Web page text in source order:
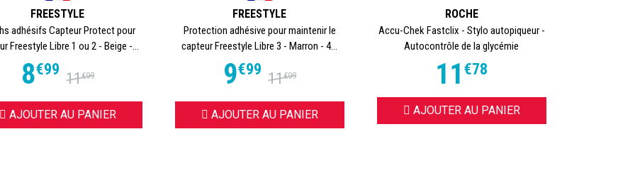
FREESTYLE
adhésifs Capteur Protect pour
Freestyle Libre 1 ou 2 - Beige -...
8€99
11€99
AJOUTER AU PANIER
FREESTYLE
Protection adhésive pour maintenir le
capteur Freestyle Libre 3 - Marron - 4...
9€99
11€99
AJOUTER AU PANIER
ROCHE
Accu-Chek Fastclix - Stylo autopiqueur -
Autocontrôle de la glycémie
11 €78
AJOUTER AU PANIER